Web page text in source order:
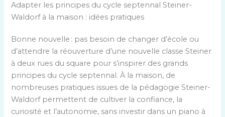
Adapter les principes du cycle septennal Steiner-
Waldorf à la maison : idées pratiques
Bonne nouvelle : pas besoin de changer d’école ou
d’attendre la réouverture d’une nouvelle classe Steiner
à deux rues du square pour s’inspirer des grands
principes du cycle septennal. À la maison, de
nombreuses pratiques issues de la pédagogie Steiner-
Waldorf permettent de cultiver la confiance, la
curiosité et l’autonomie, sans investir dans un piano à